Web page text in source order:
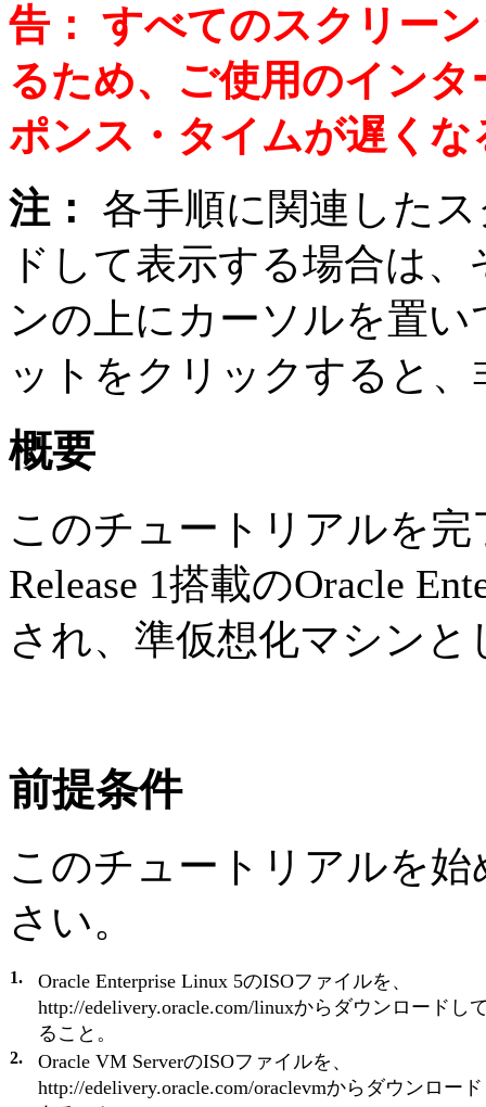
告： すべてのスクリー
るため、ご使用のイン
ポンス・タイムが遅く
注： 各手順に関連した
ドして表示する場合は
ンの上にカーソルを置
ットをクリックすると
概要
このチュートリアルを完
Release 1搭載のOracle
され、準仮想化マシン
前提条件
このチュートリアルを
さい。
1.
Oracle Enterprise Linux 5のISOファイルを、
http://edelivery.oracle.com/linuxからダウンロードし
ること。
2.
Oracle VM ServerのISOファイルを、
http://edelivery.oracle.com/oraclevmからダウンロー